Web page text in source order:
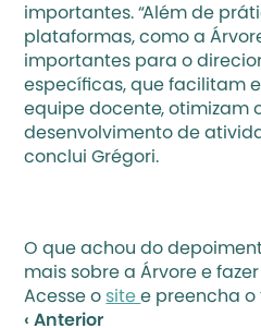
importantes. “Além de
plataformas, como a
importantes para o
específicas, que facilitam
equipe docente, otimizam
desenvolvimento de
conclui Grégori.
O que achou do
mais sobre a Árvore e
Acesse o site e preencha o
‹ Anterior